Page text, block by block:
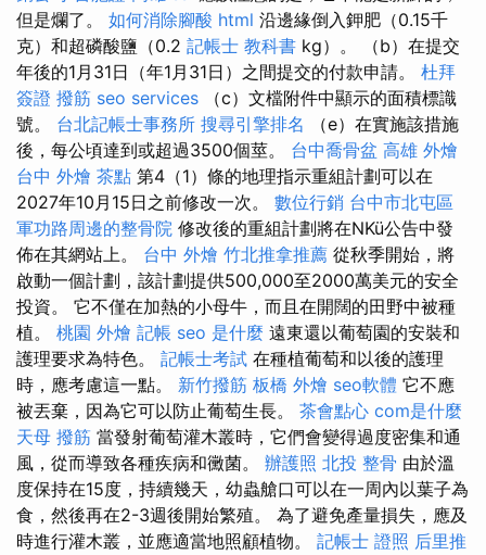
但是爛了。 如何消除腳酸 html 沿邊緣倒入鉀肥（0.15千
克）和超磷酸鹽（0.2 記帳士 教科書 kg）。 （b）在提交
年後的1月31日（年1月31日）之間提交的付款申請。 杜拜
簽證 撥筋 seo services （c）文檔附件中顯示的面積標識
號。 台北記帳士事務所 搜尋引擎排名 （e）在實施該措施
後，每公頃達到或超過3500個莖。 台中喬骨盆 高雄 外燴
台中 外燴 茶點 第4（1）條的地理指示重組計劃可以在
2027年10月15日之前修改一次。 數位行銷 台中市北屯區
軍功路周邊的整骨院 修改後的重組計劃將在NKü公告中發
佈在其網站上。 台中 外燴 竹北推拿推薦 從秋季開始，將
啟動一個計劃，該計劃提供500,000至2000萬美元的安全
投資。 它不僅在加熱的小母牛，而且在開闊的田野中被種
植。 桃園 外燴 記帳 seo 是什麼 遠東還以葡萄園的安裝和
護理要求為特色。 記帳士考試 在種植葡萄和以後的護理
時，應考慮這一點。 新竹撥筋 板橋 外燴 seo軟體 它不應
被丟棄，因為它可以防止葡萄生長。 茶會點心 com是什麼
天母 撥筋 當發射葡萄灌木叢時，它們會變得過度密集和通
風，從而導致各種疾病和黴菌。 辦護照 北投 整骨 由於溫
度保持在15度，持續幾天，幼蟲艙口可以在一周內以葉子為
食，然後再在2-3週後開始繁殖。 為了避免產量損失，應及
時進行灌木叢，並應適當地照顧植物。 記帳士 證照 后里推